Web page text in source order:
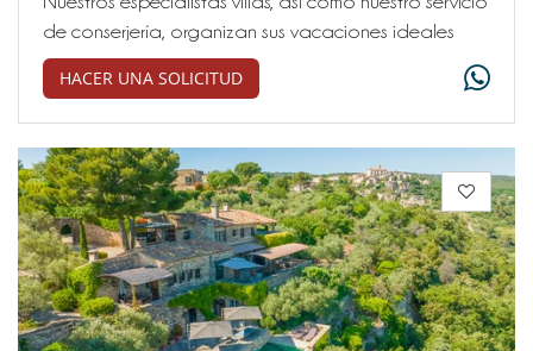
de conserjería, organizan sus vacaciones ideales
HACER UNA SOLICITUD